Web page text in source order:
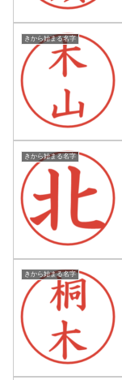
きから始まる名字
きから始まる名字
きから始まる名字